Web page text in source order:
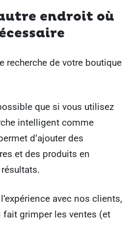
endroit où
recherche de votre boutique
que si vous utilisez
intelligent comme
d’ajouter des
et des produits en
avec nos clients,
fait grimper les ventes (et